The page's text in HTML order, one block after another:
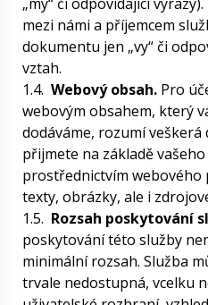
mezi námi a příjemcem
dokumentu jen „vy“ či
vztah.
1.4. Webový obsah. Pro
webovým obsahem, který
dodáváme, rozumí veškerá
přijmete na základě
prostřednictvím webového
texty, obrázky, ale i
1.5. Rozsah poskytování
poskytování této služby
minimální rozsah. Služba
trvale nedostupná, vcelku